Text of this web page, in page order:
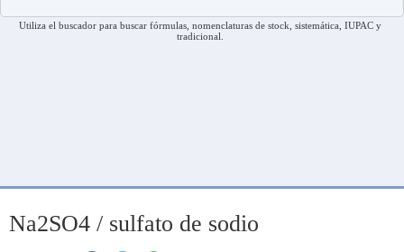
Utiliza el buscador para buscar fórmulas, nomenclaturas de stock, sistemática, IUPAC y
tradicional.
Na2SO4 / sulfato de sodio